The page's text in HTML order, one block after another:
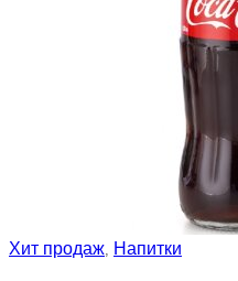
Хит продаж Напитки